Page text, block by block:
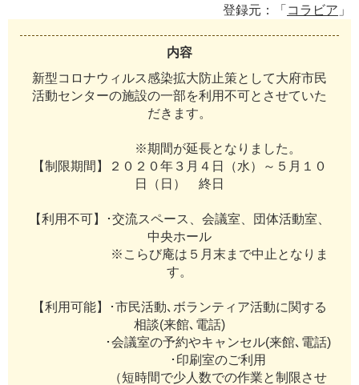
登録元：「 コラビア 」
内容
新型コ ロナウ ィ ルス感染拡大防止策と して大府市民
活動センターの施設の一部を利 用不可と させていた
だき ま す。
※期 間が延長と な り ま した 。
【制 限期 間 】 ２ ０ ２ ０年 ３ 月 ４ 日 （水） ～ ５ 月 １ ０
日
（ 日 ） 終 日
【利 用不可】 ･交流スペース 会議室 団体活動室
中央ホール
※ こ らび庵は ５ 月 末 ま で中 止 と な り ま
す。
【利 用可能】 ･市民活動､ ボラ ンテ ィ ア活動に関する
相談(来館､ 電話)
･会議室の予約やキ ャ ンセル(来館､ 電話)
･ 印刷室のご利 用
（短時間で少 人 数での作業と制 限させ